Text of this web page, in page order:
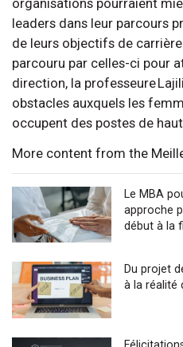
leaders dans leur parcours
de leurs objectifs de
parcouru par celles-ci pour
direction, la professeure
obstacles auxquels les
occupent des postes de
More content from the
Le MBA
approche
début à la
Du projet
à la réalité